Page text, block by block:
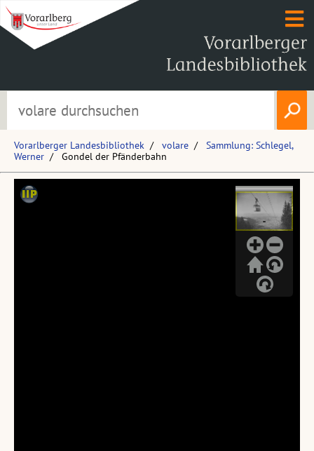
Vorarlberger Landesbibliothek volare
Sammlung: Schlegel,
Werner
Gondel der Pfänderbahn